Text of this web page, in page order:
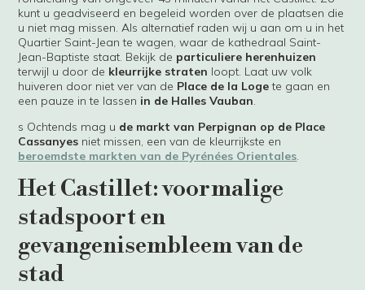
kunt u geadviseerd en begeleid worden over de plaatsen die
u niet mag missen. Als alternatief raden wij u aan om u in het
Quartier Saint-Jean te wagen, waar de kathedraal Saint-
Jean-Baptiste staat. Bekijk de particuliere herenhuizen
terwijl u door de kleurrijke straten loopt. Laat uw volk
huiveren door niet ver van de Place de la Logete gaan en
een pauze in te lassen in de Halles Vauban.
s Ochtends mag u de markt van Perpignan op de Place
Cassanyes niet missen, een van de kleurrijkste en
beroemdste markten van de Pyrénées Orientales.
Het Castillet: voormalige
stadspoort en
gevangenisembleem van de
stad